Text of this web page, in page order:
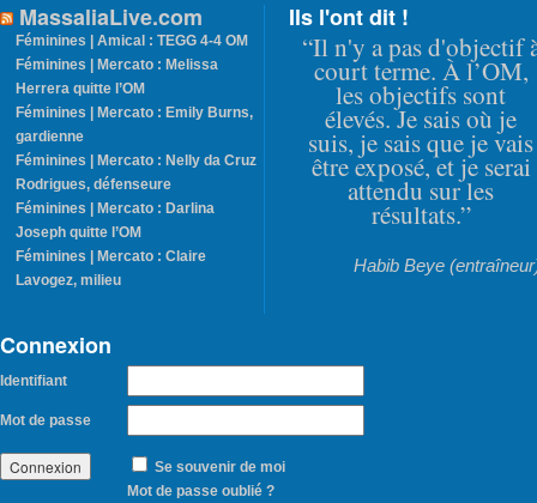
MassaliaLive.com
Féminines | Amical : TEGG 4-4 OM
Féminines | Mercato : Melissa
Herrera quitte l’OM
Féminines | Mercato : Emily Burns,
gardienne
Féminines | Mercato : Nelly da Cruz
Rodrigues, défenseure
Féminines | Mercato : Darlina
Joseph quitte l’OM
Féminines | Mercato : Claire
Lavogez, milieu
Ils l'ont dit !
“Il n'y a pas d'objectif
court terme. À l’OM,
les objectifs sont
élevés. Je sais où je
suis, je sais que je vais
être exposé, et je serai
attendu sur les
résultats.”
Habib Beye
Connexion
Identifiant
Mot de passe
Se souvenir de moi
Mot de passe oublié ?